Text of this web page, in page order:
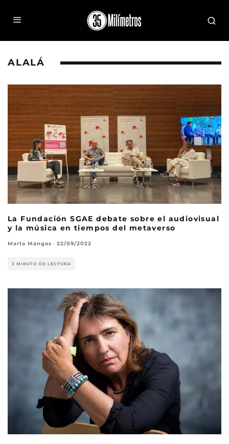
ALALÁ
La Fundación SGAE debate sobre el audiovisual
y la música en tiempos del metaverso
Marta Mangas · 22/09/2022
3 MINUTO DE LECTURA